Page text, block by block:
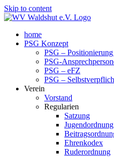
Skip to content
home
PSG Konzept
PSG –
PSG-
PSG – eFZ
PSG –
Verein
Vorstand
Regularien
Satzung
Jugendordnung
Ehrenkodex
Ruderordnung